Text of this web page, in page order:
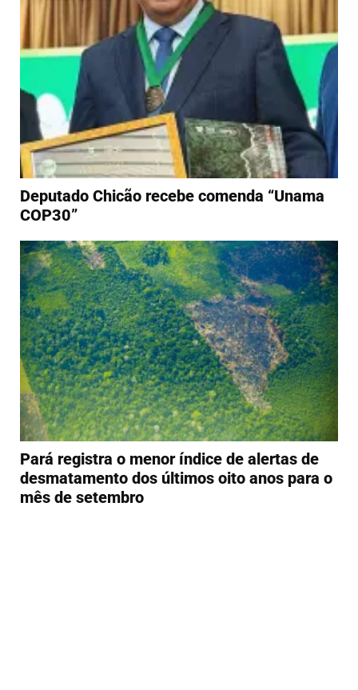
Deputado Chicão recebe comenda “Unama
COP30”
Pará registra o menor índice de alertas de
desmatamento dos últimos oito anos para o
mês de setembro